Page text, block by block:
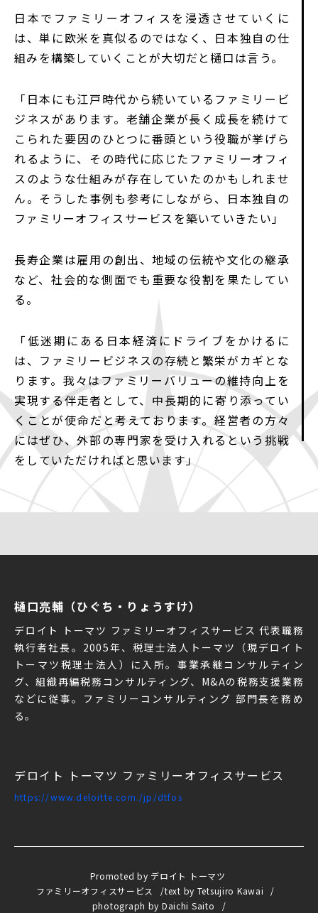
日本でファミリーオフィスを浸透させていくに
は、単に欧米を真似るのではなく、日本独自の仕
組みを構築していくことが大切だと樋口は言う。
「日本にも江戸時代から続いているファミリービ
ジネスがあります。老舗企業が長く成長を続けて
こられた要因のひとつに番頭という役職が挙げら
れるように、その時代に応じたファミリーオフィ
スのような仕組みが存在していたのかもしれませ
ん。そうした事例も参考にしながら、日本独自の
ファミリーオフィスサービスを築いていきたい」
長寿企業は雇用の創出、地域の伝統や文化の継承
など、社会的な側面でも重要な役割を果たしてい
る。
「低迷期にある日本経済にドライブをかけるに
は、ファミリービジネスの存続と繁栄がカギとな
ります。我々はファミリーバリューの維持向上を
実現する伴走者として、中長期的に寄り添ってい
くことが使命だと考えております。経営者の方々
にはぜひ、外部の専門家を受け入れるという挑戦
をしていただければと思います」
樋口亮輔（ひぐち・りょうすけ）
デロイト トーマツ ファミリーオフィスサービス 代表職務
執行者社長。2005年、税理士法人トーマツ（現デロイト
トーマツ税理士法人）に入所。事業承継コンサルティン
グ、組織再編税務コンサルティング、M&Aの税務支援業務
などに従事。ファミリーコンサルティング 部門長を務め
る。
デロイト トーマツ ファミリーオフィスサービス
https://www.deloitte.com./jp/dtfos
Promoted by デロイト トーマツ
ファミリーオフィスサービス
text by Tetsujiro Kawai
photograph by Daichi Saito